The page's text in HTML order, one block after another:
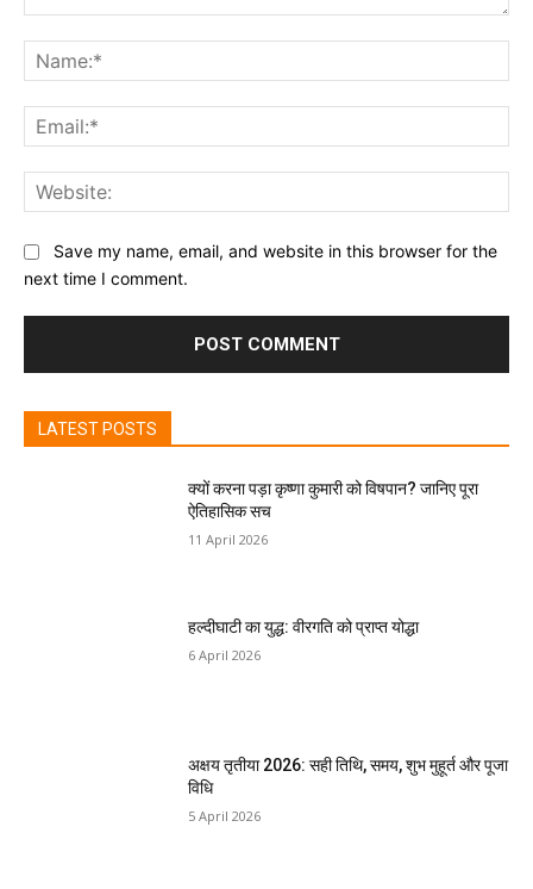
Save my name, email, and website in this browser for the
next time I comment.
LATEST POSTS
क्यों करना पड़ा कृष्णा कुमारी को विषपान? जानिए पूरा
ऐतिहासिक सच
11 April 2026
हल्दीघाटी का युद्ध: वीरगति को प्राप्त योद्धा
6 April 2026
अक्षय तृतीया 2026: सही तिथि, समय, शुभ मुहूर्त और पूजा
विधि
5 April 2026